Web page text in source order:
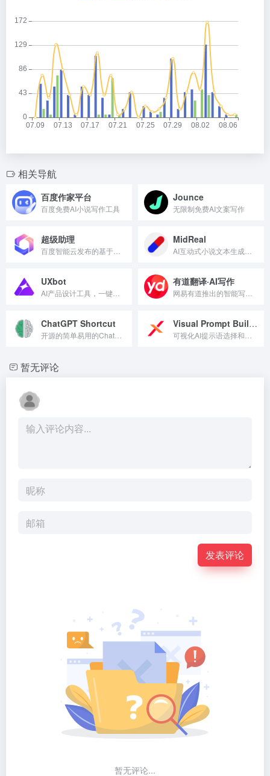
相关导航
百度作家平台
百度免费AI小说写作工具
Jounce
无限制免费AI文案写作
超级助理 MidReal
UXbot 有道翻译·AI写作
ChatGPT Shortcut Visual Prompt Builder
暂无评论
发表评论
暂无评论...